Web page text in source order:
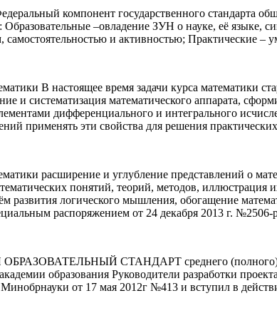
компонент государственного стандарта
–овладение ЗУН о науке, её языке,
и активностью; Практические –
В настоящее время задачи курса
и систематизация математического аппарата,
дифференциального и интегрального
применять эти свойства для решения практических
расширение и углубление представлений о
понятий, теорий, методов, иллюстрация
развития логического мышления, обогащение
распоряжением от 24 декабря 2013 г. №2506-
СТАНДАРТ среднего (полного)
образования Руководители разработки
от 17 мая 2012г №413 и вступил в